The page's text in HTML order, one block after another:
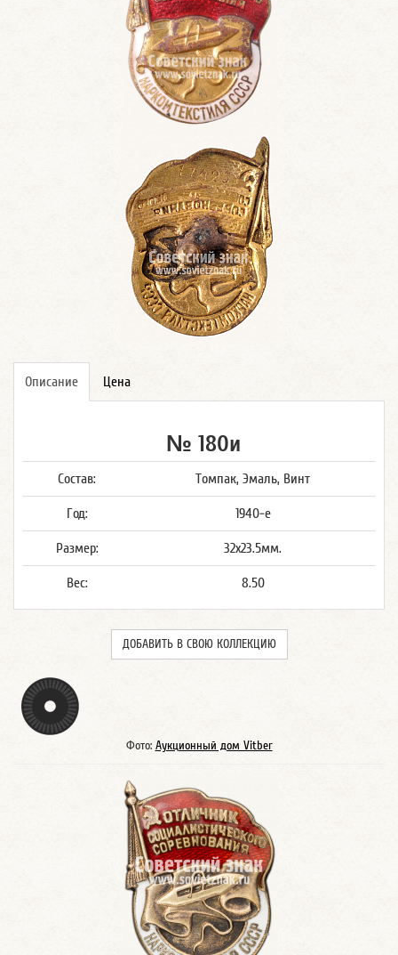
Описание Цена
№ 180и
Состав: Томпак, Эмаль, Винт
Год: 1940-е
Размер: 32x23.5мм.
Вес: 8.50
ДОБАВИТЬ В СВОЮ КОЛЛЕКЦИЮ
Фото: Аукционный дом Vitber